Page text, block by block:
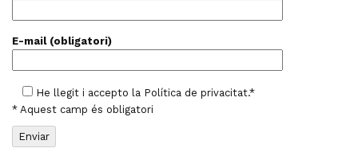
E-mail (obligatori)
He llegit i accepto la Política de privacitat.*
* Aquest camp és obligatori